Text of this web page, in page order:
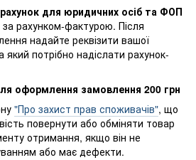
для юридичних осіб та ФОП
рахунком-фактурою. Після
надайте реквізити вашої
який потрібно надіслати рахунок-
оформлення замовлення 200 грн
"Про захист прав споживачів", що
повернути або обміняти товар
отримання, якщо він не
або має дефекти.